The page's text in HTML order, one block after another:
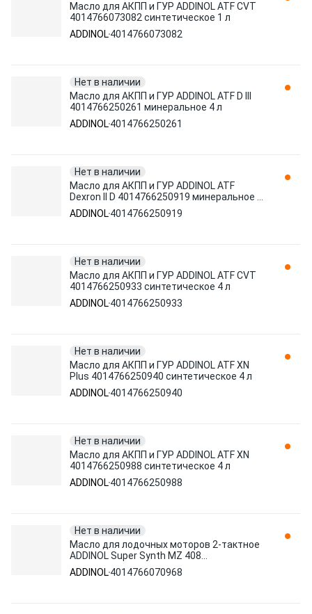
Масло для АКПП и ГУР ADDINOL ATF CVT
4014766073082 синтетическое 1 л
ADDINOL4014766073082
Нет в наличии
Масло для АКПП и ГУР ADDINOL ATF D III
4014766250261 минеральное 4 л
ADDINOL4014766250261
Нет в наличии
Масло для АКПП и ГУР ADDINOL ATF
Dexron II D 4014766250919 минеральное 4
л
ADDINOL4014766250919
Нет в наличии
Масло для АКПП и ГУР ADDINOL ATF CVT
4014766250933 синтетическое 4 л
ADDINOL4014766250933
Нет в наличии
Масло для АКПП и ГУР ADDINOL ATF XN
Plus 4014766250940 синтетическое 4 л
ADDINOL4014766250940
Нет в наличии
Масло для АКПП и ГУР ADDINOL ATF XN
4014766250988 синтетическое 4 л
ADDINOL4014766250988
Нет в наличии
Масло для лодочных моторов 2-тактное
ADDINOL Super Synth MZ 408
4014766070968 синтетическое 1 л
ADDINOL4014766070968